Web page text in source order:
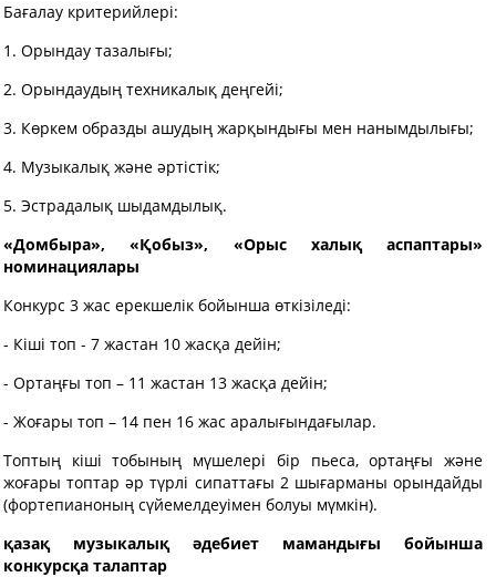
Бағалау критерийлері:
1. Орындау тазалығы;
2. Орындаудың техникалық деңгейі;
3. Көркем образды ашудың жарқындығы мен нанымдылығы;
4. Музыкалық және әртістік;
5. Эстрадалық шыдамдылық.
«Домбыра», «Қобыз», «Орыс халық аспаптары»
номинациялары
Конкурс 3 жас ерекшелік бойынша өткізіледі:
- Кіші топ - 7 жастан 10 жасқа дейін;
- Ортаңғы топ – 11 жастан 13 жасқа дейін;
- Жоғары топ – 14 пен 16 жас аралығындағылар.
Топтың кіші тобының мүшелері бір пьеса, ортаңғы және
жоғары топтар әр түрлі сипаттағы 2 шығарманы орындайды
(фортепианоның сүйемелдеуімен болуы мүмкін).
қазақ музыкалық әдебиет мамандығы бойынша
конкурсқа талаптар